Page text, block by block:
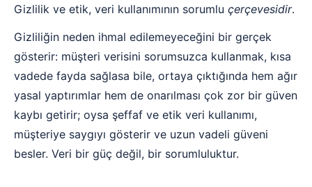
Gizlilik ve etik, veri kullanımının sorumlu çerçevesidir.
Gizliliğin neden ihmal edilemeyeceğini bir gerçek
gösterir: müşteri verisini sorumsuzca kullanmak, kısa
vadede fayda sağlasa bile, ortaya çıktığında hem ağır
yasal yaptırımlar hem de onarılması çok zor bir güven
kaybı getirir; oysa şeffaf ve etik veri kullanımı,
müşteriye saygıyı gösterir ve uzun vadeli güveni
besler. Veri bir güç değil, bir sorumluluktur.